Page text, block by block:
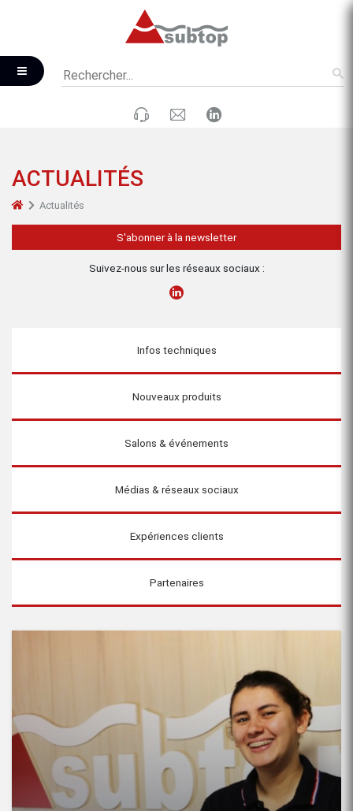
ACTUALITÉS
Actualités
S'abonner à la newsletter
Suivez-nous sur les réseaux sociaux :
Infos techniques
Nouveaux produits
Salons & événements
Médias & réseaux sociaux
Expériences clients
Partenaires